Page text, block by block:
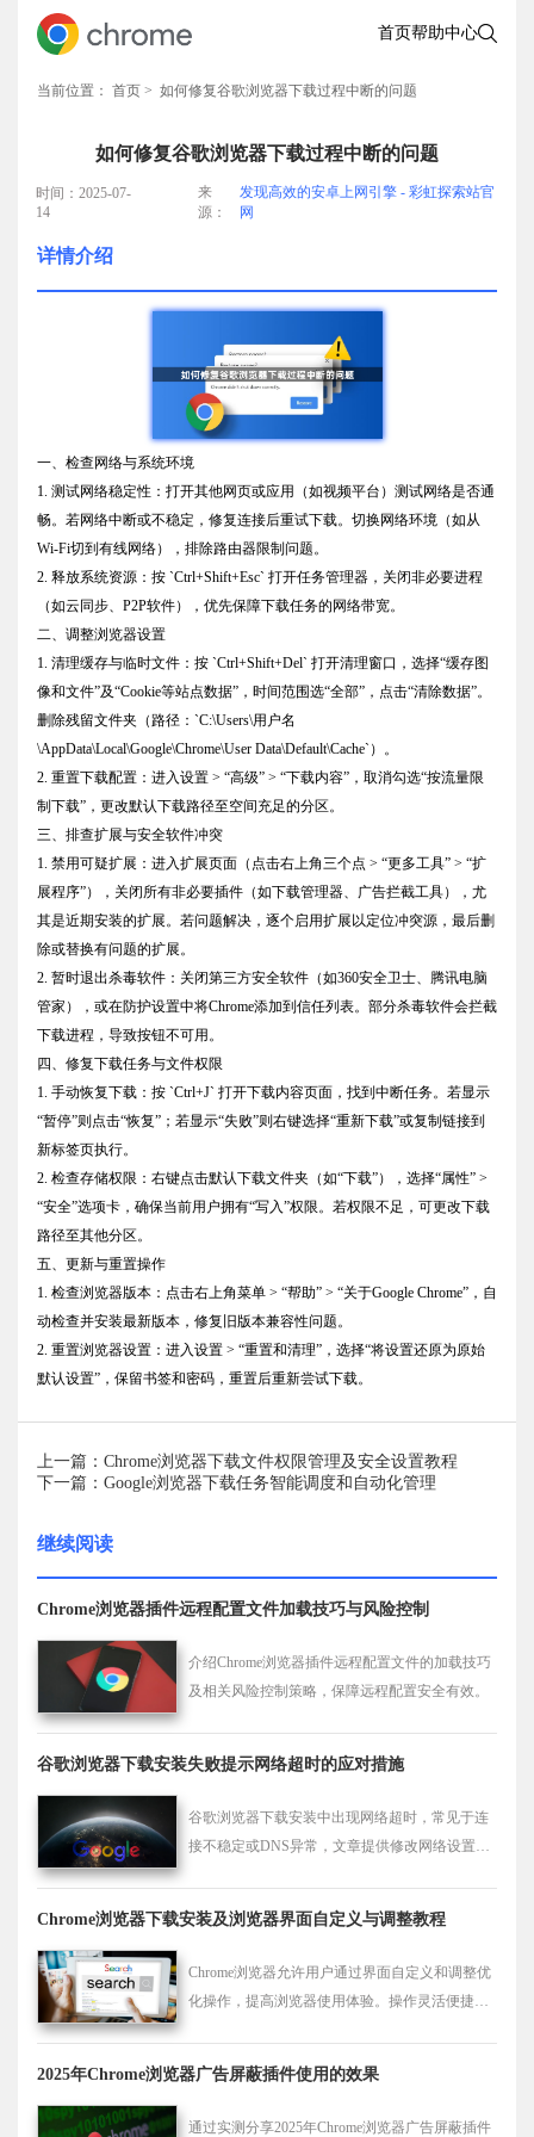
首页帮助中心
当前位置： 首页 > 如何修复谷歌浏览器下载过程中断的问题
如何修复谷歌浏览器下载过程中断的问题
时间：2025-07-
14
来
源：
发现高效的安卓上网引擎 - 彩虹探索站官
网
详情介绍
一、检查网络与系统环境
1. 测试网络稳定性：打开其他网页或应用（如视频平台）测试网络是否通
畅。若网络中断或不稳定，修复连接后重试下载。切换网络环境（如从
Wi-Fi切到有线网络），排除路由器限制问题。
2. 释放系统资源：按 `Ctrl+Shift+Esc` 打开任务管理器，关闭非必要进程
（如云同步、P2P软件），优先保障下载任务的网络带宽。
二、调整浏览器设置
1. 清理缓存与临时文件：按 `Ctrl+Shift+Del` 打开清理窗口，选择“缓存图
像和文件”及“Cookie等站点数据”，时间范围选“全部”，点击“清除数据”。
删除残留文件夹（路径：`C:\Users\用户名
\AppData\Local\Google\Chrome\User Data\Default\Cache`）。
2. 重置下载配置：进入设置 > “高级” > “下载内容”，取消勾选“按流量限
制下载”，更改默认下载路径至空间充足的分区。
三、排查扩展与安全软件冲突
1. 禁用可疑扩展：进入扩展页面（点击右上角三个点 > “更多工具” > “扩
展程序”），关闭所有非必要插件（如下载管理器、广告拦截工具），尤
其是近期安装的扩展。若问题解决，逐个启用扩展以定位冲突源，最后删
除或替换有问题的扩展。
2. 暂时退出杀毒软件：关闭第三方安全软件（如360安全卫士、腾讯电脑
管家），或在防护设置中将Chrome添加到信任列表。部分杀毒软件会拦截
下载进程，导致按钮不可用。
四、修复下载任务与文件权限
1. 手动恢复下载：按 `Ctrl+J` 打开下载内容页面，找到中断任务。若显示
“暂停”则点击“恢复”；若显示“失败”则右键选择“重新下载”或复制链接到
新标签页执行。
2. 检查存储权限：右键点击默认下载文件夹（如“下载”），选择“属性” >
“安全”选项卡，确保当前用户拥有“写入”权限。若权限不足，可更改下载
路径至其他分区。
五、更新与重置操作
1. 检查浏览器版本：点击右上角菜单 > “帮助” > “关于Google Chrome”，自
动检查并安装最新版本，修复旧版本兼容性问题。
2. 重置浏览器设置：进入设置 > “重置和清理”，选择“将设置还原为原始
默认设置”，保留书签和密码，重置后重新尝试下载。
上一篇：Chrome浏览器下载文件权限管理及安全设置教程
下一篇：Google浏览器下载任务智能调度和自动化管理
继续阅读
Chrome浏览器插件远程配置文件加载技巧与风险控制
介绍Chrome浏览器插件远程配置文件的加载技巧
及相关风险控制策略，保障远程配置安全有效。
谷歌浏览器下载安装失败提示网络超时的应对措施
谷歌浏览器下载安装中出现网络超时，常见于连
接不稳定或DNS异常，文章提供修改网络设置与
Chrome浏览器下载安装及浏览器界面自定义与调整教程
Chrome浏览器允许用户通过界面自定义和调整优
化操作，提高浏览器使用体验。操作灵活便捷，
2025年Chrome浏览器广告屏蔽插件使用的效果
通过实测分享2025年Chrome浏览器广告屏蔽插件